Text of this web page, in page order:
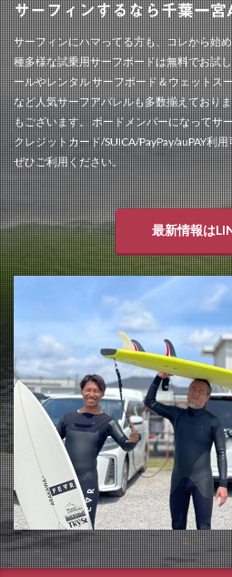
サーフィンするなら千葉一
サーフィンにハマってる方も、コレから始
種多様な試乗用サーフボードは無料でお試
ールやレンタル サーフボード＆ウェットス
など人気サーフアパレルも多数揃えており
もございます。 ボードメンバーになってサ
クレジットカード/SUICA/PayPay/auPAY利
ぜひご利用ください。
最新情報は